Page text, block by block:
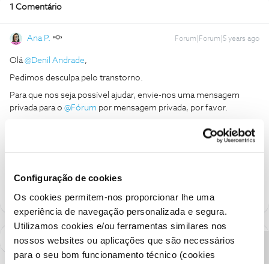
Configuração de cookies
Os cookies permitem-nos proporcionar lhe uma
experiência de navegação personalizada e segura.
Utilizamos cookies e/ou ferramentas similares nos
nossos websites ou aplicações que são necessários
para o seu bom funcionamento técnico (cookies
1 Comentário
Ana P. Forum|Forum|5 years ago
Olá@Denil Andrade,
Pedimos desculpa pelo transtorno.
Para que nos seja possível ajudar, envie-nos uma mensagem
privada para o @Fórum por mensagem privada, por favor.
como "Melhor Resposta" e faça "Like" nos melhores comentários.